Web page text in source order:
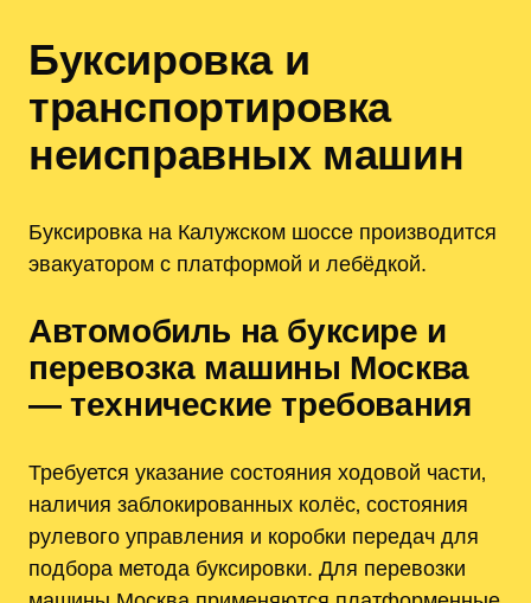
Буксировка и
транспортировка
неисправных машин
Буксировка на Калужском шоссе производится
эвакуатором с платформой и лебёдкой.
Автомобиль на буксире и
перевозка машины Москва
— технические требования
Требуется указание состояния ходовой части‚
наличия заблокированных колёс‚ состояния
рулевого управления и коробки передач для
подбора метода буксировки. Для перевозки